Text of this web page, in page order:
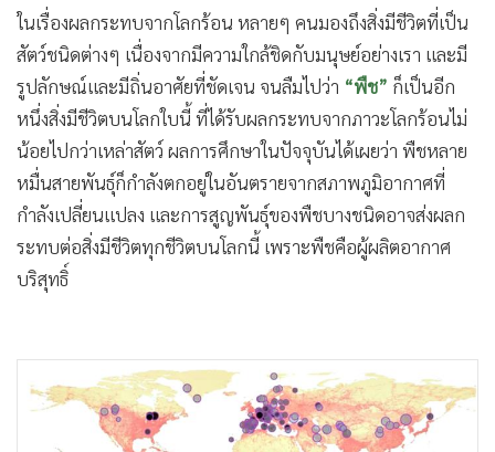
• ญี่ปุ่น
• News1
• Gotomanager
ภาวะโลกร้อน(Global Warming) และวิกฤตภูมิอากาศ
(Climate Crisis) ที่โลกกำลังเผชิญการเปลี่ยนแปลงสภาพอากาศ
อย่างรุนแรงจนเกิดภัยพิบัติทางธรรมชาติต่างๆ ส่งผลกระทบต่อ
สิ่งมีชีวิตบนโลกรวมถึงพืชนานาชนิดรายงานจากวารสาร
Science ได้เผยว่า พืชประมาณ 7 - 16% หรือราว 35,000 -
50,000 สายพันธุ์ เสี่ยงที่จะสูญพันธุ์เนื่องจากสูญเสียถิ่นที่อยู่
อาศัยไปมากกว่า 90% ภายในปี 2100และการเพิ่มขึ้นของ
อุณหภูมิโลกคือปัจจัยหลักที่ขับเคลื่อนให้เกิดการสูญพันธุ์ให้เร็ว
ในเรื่องผลกระทบจากโลกร้อน หลายๆ คนมองถึงสิ่งมีชีวิตที่เป็น
สัตว์ชนิดต่างๆ เนื่องจากมีความใกล้ชิดกับมนุษย์อย่างเรา และมี
รูปลักษณ์และมีถิ่นอาศัยที่ชัดเจน จนลืมไปว่า“พืช”ก็เป็นอีก